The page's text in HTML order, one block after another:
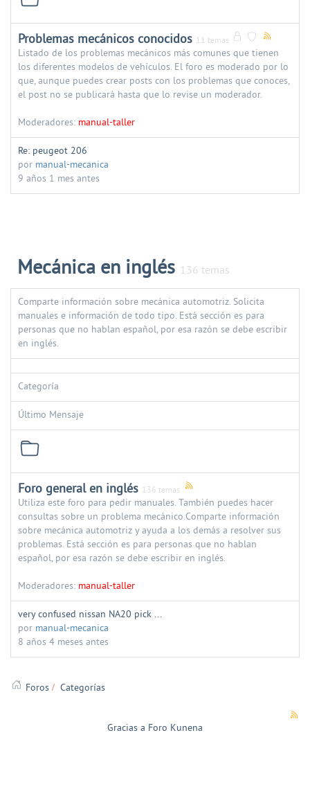
Problemas mecánicos conocidos 11 temas
Listado de los problemas mecánicos más comunes que tienen
los diferentes modelos de vehículos. El foro es moderado por lo
que, aunque puedes crear posts con los problemas que conoces,
el post no se publicará hasta que lo revise un moderador.
Moderadores: manual-taller
Re: peugeot 206
por manual-mecanica
9 años 1 mes antes
Mecánica en inglés 136 temas
Comparte información sobre mecánica automotriz. Solicita
manuales e información de todo tipo. Está sección es para
personas que no hablan español, por esa razón se debe escribir
en inglés.
Categoría
Último Mensaje
Foro general en inglés 136 temas
Utiliza este foro para pedir manuales. También puedes hacer
consultas sobre un problema mecánico.Comparte información
sobre mecánica automotriz y ayuda a los demás a resolver sus
problemas. Está sección es para personas que no hablan
español, por esa razón se debe escribir en inglés.
Moderadores: manual-taller
very confused nissan NA20 pick ...
por manual-mecanica
8 años 4 meses antes
Foros Categorías
Gracias a Foro Kunena